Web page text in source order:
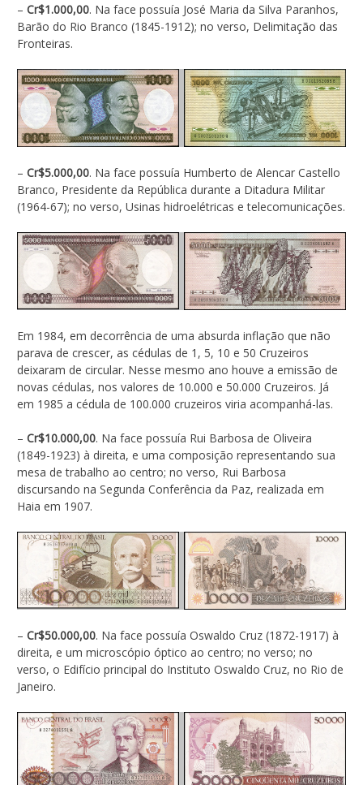
– Cr$1.000,00. Na face possuía José Maria da Silva Paranhos,
Barão do Rio Branco (1845-1912); no verso, Delimitação das
Fronteiras.
– Cr$5.000,00. Na face possuía Humberto de Alencar Castello
Branco, Presidente da República durante a Ditadura Militar
(1964-67); no verso, Usinas hidroelétricas e telecomunicações.
Em 1984, em decorrência de uma absurda inflação que não
parava de crescer, as cédulas de 1, 5, 10 e 50 Cruzeiros
deixaram de circular. Nesse mesmo ano houve a emissão de
novas cédulas, nos valores de 10.000 e 50.000 Cruzeiros. Já
em 1985 a cédula de 100.000 cruzeiros viria acompanhá-las.
– Cr$10.000,00. Na face possuía Rui Barbosa de Oliveira
(1849-1923) à direita, e uma composição representando sua
mesa de trabalho ao centro; no verso, Rui Barbosa
discursando na Segunda Conferência da Paz, realizada em
Haia em 1907.
– Cr$50.000,00. Na face possuía Oswaldo Cruz (1872-1917) à
direita, e um microscópio óptico ao centro; no verso; no
verso, o Edifício principal do Instituto Oswaldo Cruz, no Rio de
Janeiro.